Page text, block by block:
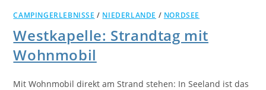
CAMPINGERLEBNISSE / NIEDERLANDE / NORDSEE
Westkapelle: Strandtag mit
Wohnmobil
Mit Wohnmobil direkt am Strand stehen: In Seeland ist das